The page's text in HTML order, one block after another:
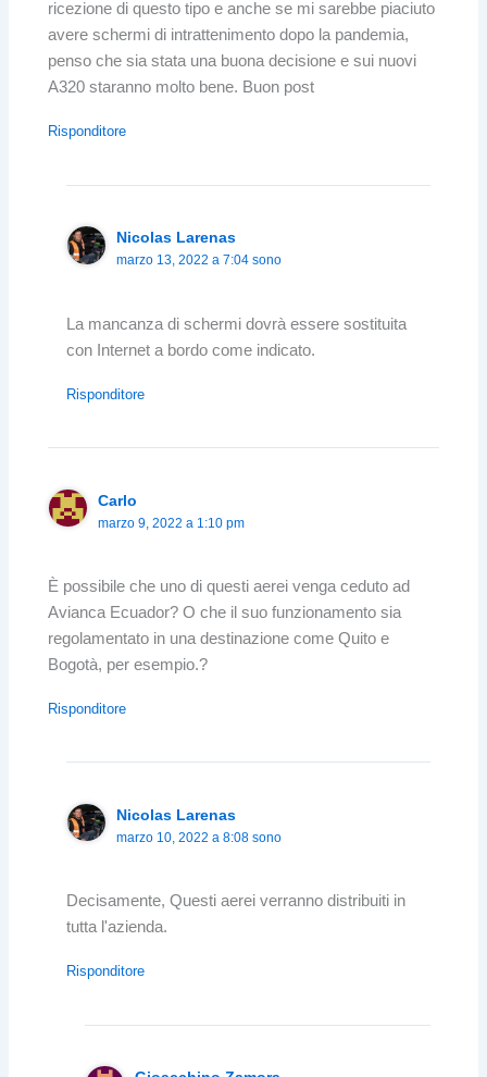
ricezione di questo tipo e anche se mi sarebbe piaciuto
avere schermi di intrattenimento dopo la pandemia,
penso che sia stata una buona decisione e sui nuovi
A320 staranno molto bene. Buon post
Risponditore
Nicolas Larenas
marzo 13, 2022 a 7:04 sono
La mancanza di schermi dovrà essere sostituita
con Internet a bordo come indicato.
Risponditore
Carlo
marzo 9, 2022 a 1:10 pm
È possibile che uno di questi aerei venga ceduto ad
Avianca Ecuador? O che il suo funzionamento sia
regolamentato in una destinazione come Quito e
Bogotà, per esempio.?
Risponditore
Nicolas Larenas
marzo 10, 2022 a 8:08 sono
Decisamente, Questi aerei verranno distribuiti in
tutta l'azienda.
Risponditore